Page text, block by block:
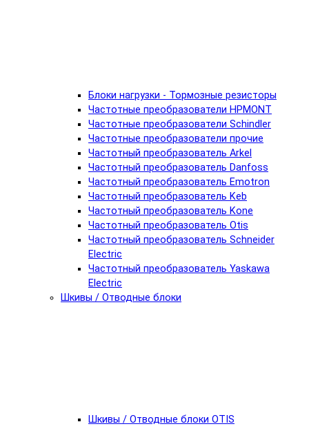
Блоки нагрузки - Тормозные резисторы
Частотные преобразователи HPMONT
Частотные преобразователи Schindler
Частотные преобразователи прочие
Частотный преобразователь Arkel
Частотный преобразователь Danfoss
Частотный преобразователь Emotron
Частотный преобразователь Keb
Частотный преобразователь Kone
Частотный преобразователь Otis
Частотный преобразователь Schneider
Electric
Частотный преобразователь Yaskawa
Electric
Шкивы / Отводные блоки
Шкивы / Отводные блоки OTIS